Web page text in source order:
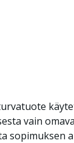
vain
sopimuksen